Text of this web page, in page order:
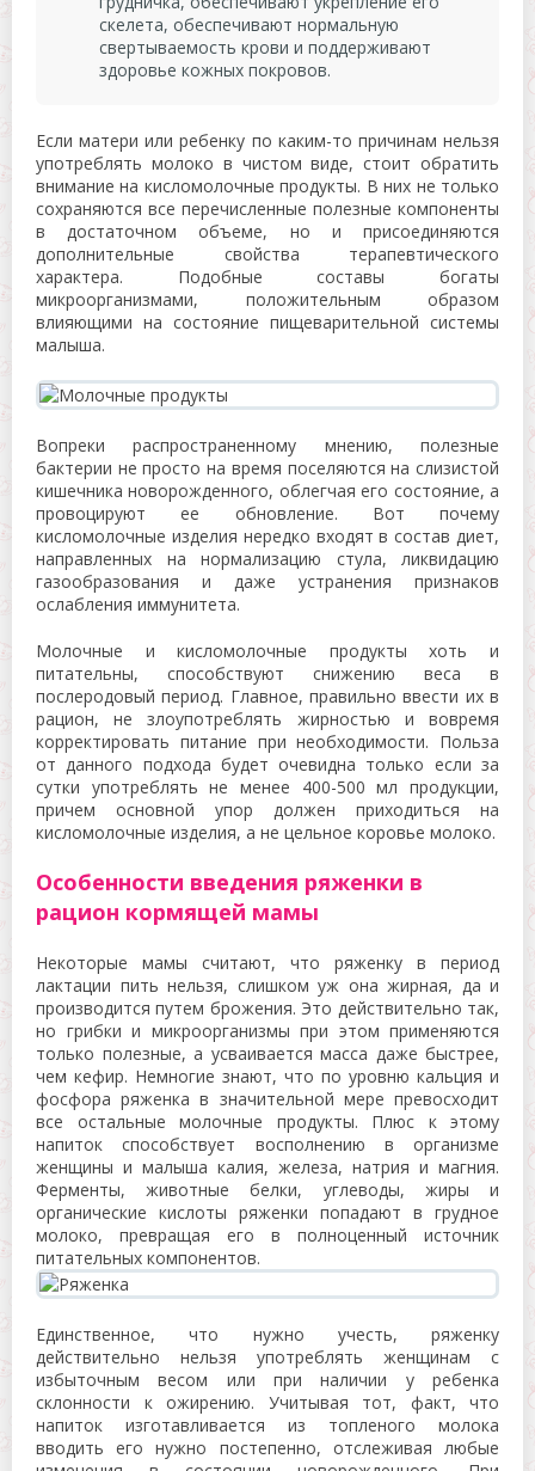
скелета, обеспечивают нормальную
свертываемость крови и поддерживают
здоровье кожных покровов.
Если матери или ребенку по каким-то причинам нельзя
употреблять молоко в чистом виде, стоит обратить
внимание на кисломолочные продукты. В них не только
сохраняются все перечисленные полезные компоненты
в достаточном объеме, но и присоединяются
дополнительные свойства терапевтического
характера. Подобные составы богаты
микроорганизмами, положительным образом
влияющими на состояние пищеварительной системы
малыша.
Вопреки распространенному мнению, полезные
бактерии не просто на время поселяются на слизистой
кишечника новорожденного, облегчая его состояние, а
провоцируют ее обновление. Вот почему
кисломолочные изделия нередко входят в состав диет,
направленных на нормализацию стула, ликвидацию
газообразования и даже устранения признаков
ослабления иммунитета.
Молочные и кисломолочные продукты хоть и
питательны, способствуют снижению веса в
послеродовый период. Главное, правильно ввести их в
рацион, не злоупотреблять жирностью и вовремя
корректировать питание при необходимости. Польза
от данного подхода будет очевидна только если за
сутки употреблять не менее 400-500 мл продукции,
причем основной упор должен приходиться на
кисломолочные изделия, а не цельное коровье молоко.
Особенности введения ряженки в
рацион кормящей мамы
Некоторые мамы считают, что ряженку в период
лактации пить нельзя, слишком уж она жирная, да и
производится путем брожения. Это действительно так,
но грибки и микроорганизмы при этом применяются
только полезные, а усваивается масса даже быстрее,
чем кефир. Немногие знают, что по уровню кальция и
фосфора ряженка в значительной мере превосходит
все остальные молочные продукты. Плюс к этому
напиток способствует восполнению в организме
женщины и малыша калия, железа, натрия и магния.
Ферменты, животные белки, углеводы, жиры и
органические кислоты ряженки попадают в грудное
молоко, превращая его в полноценный источник
питательных компонентов.
Единственное, что нужно учесть, ряженку
действительно нельзя употреблять женщинам с
избыточным весом или при наличии у ребенка
склонности к ожирению. Учитывая тот, факт, что
напиток изготавливается из топленого молока
вводить его нужно постепенно, отслеживая любые